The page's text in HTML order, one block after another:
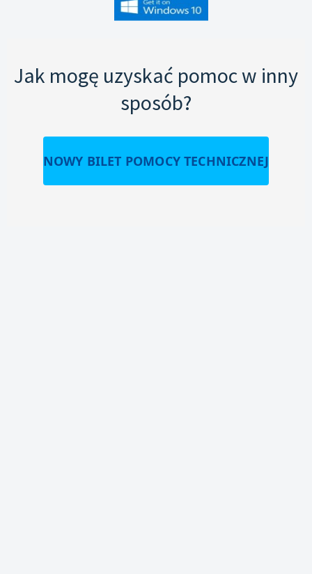
Jak mogę uzyskać pomoc w inny
sposób?
NOWY BILET POMOCY TECHNICZNEJ